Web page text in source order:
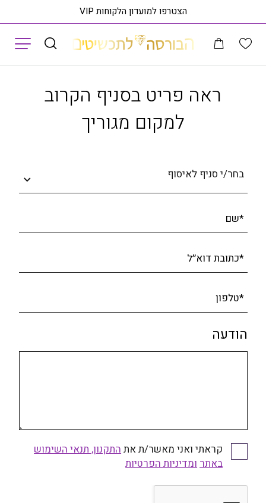
הצטרפו למועדון הלקוחות VIP
ראה פריט בסניף הקרוב
למקום מגוריך
בחר/י סניף לאיסוף
*שם
*כתובת דוא׳׳ל
*טלפון
הודעה
קראתי ואני מאשר/ת את התקנון, תנאי השימוש
באתר ומדיניות הפרטיות